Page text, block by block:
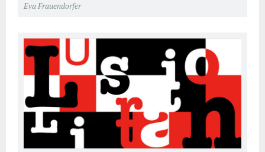
Eva Frauendorfer